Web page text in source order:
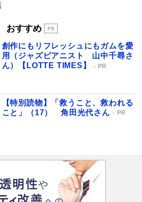
おすすめ
創作にもリフレッシュにもガムを愛
用（ジャズピアニスト 山中千尋さ
ん）【LOTTE TIMES】
PR
【特別読物】「救うこと、救われる
こと」（17） 角田光代さん
PR